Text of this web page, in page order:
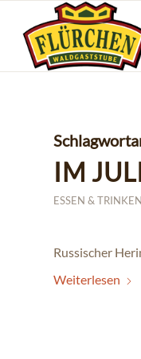
IM
ESSEN & TRINKEN
Russischer
Weiterlesen